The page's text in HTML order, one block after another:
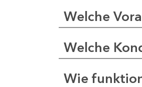
Welche
Welche
Wie